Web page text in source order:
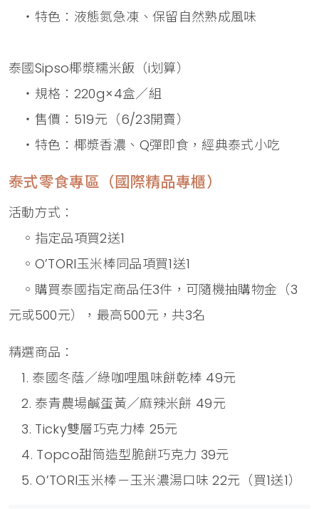
・特色：液態氮急凍、保留自然熟成風味
泰國Sipso椰漿糯米飯（i划算）
・規格：220g×4盒／組
・售價：519元（6/23開賣）
・特色：椰漿香濃、Q彈即食，經典泰式小吃
泰式零食專區（國際精品專櫃）
活動方式：
◦指定品項買2送1
◦O’TORI玉米棒同品項買1送1
◦購買泰國指定商品任3件，可隨機抽購物金（3
元或500元），最高500元，共3名
精選商品：
1. 泰國冬蔭／綠咖哩風味餅乾棒 49元
2. 泰青農場鹹蛋黃／麻辣米餅 49元
3. Ticky雙層巧克力棒 25元
4. Topco甜筒造型脆餅巧克力 39元
5. O’TORI玉米棒－玉米濃湯口味 22元（買1送1）